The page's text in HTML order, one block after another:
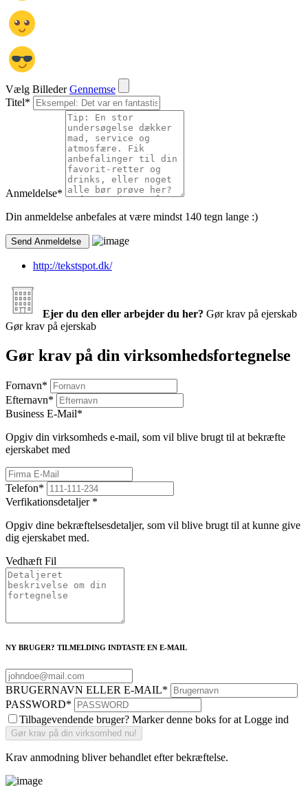
Vælg Billeder Gennemse
Titel*
Anmeldelse*
Din anmeldelse anbefales at være mindst 140 tegn lange :)
http://tekstspot.dk/
Ejer du den eller arbejder du her? Gør krav på ejerskab
Gør krav på ejerskab
Gør krav på din virksomhedsfortegnelse
Fornavn*
Efternavn*
Business E-Mail*
Opgiv din virksomheds e-mail, som vil blive brugt til at bekræfte
ejerskabet med
Telefon*
Verfikationsdetaljer *
Opgiv dine bekræftelsesdetaljer, som vil blive brugt til at kunne give
dig ejerskabet med.
Vedhæft Fil
NY BRUGER? TILMELDING INDTASTE EN E-MAIL
BRUGERNAVN ELLER E-MAIL*
PASSWORD*
Tilbagevendende bruger? Marker denne boks for at Logge ind
Krav anmodning bliver behandlet efter bekræftelse.